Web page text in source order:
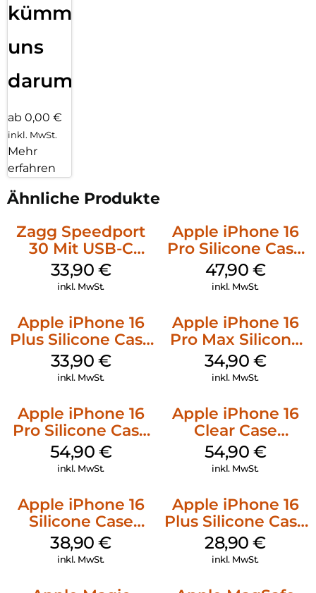
kümmern
uns
darum!
ab 0,00 €
inkl. MwSt.
Mehr
erfahren
Ähnliche Produkte
Zagg Speedport
30 Mit USB-C
Kabel Weiß
33,90 €
inkl. MwSt.
Apple iPhone 16
Pro Silicone Case
MagSafe Denim
47,90 €
inkl. MwSt.
Apple iPhone 16
Plus Silicone Case
MagSafe Lake
Green
33,90 €
inkl. MwSt.
Apple iPhone 16
Pro Max Silicone
Case MagSafe
Denim
34,90 €
inkl. MwSt.
Apple iPhone 16
Pro Silicone Case
MagSafe Black
54,90 €
inkl. MwSt.
Apple iPhone 16
Clear Case
MagSafe
Transparent
54,90 €
inkl. MwSt.
Apple iPhone 16
Silicone Case
MagSafe
Ultramarine
38,90€
inkl. MwSt.
Apple iPhone 16
Plus Silicone Case
MagSafe Black
28,90€
inkl. MwSt.